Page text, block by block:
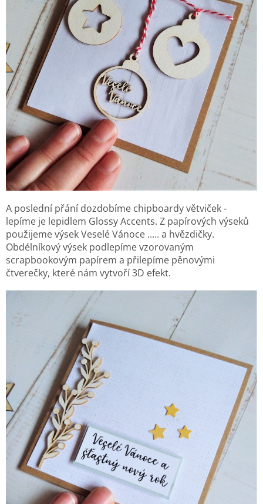
A poslední přání dozdobíme chipboardy větviček -
lepíme je lepidlem Glossy Accents. Z papírových výseků
použijeme výsek Veselé Vánoce ..... a hvězdičky.
Obdélníkový výsek podlepíme vzorovaným
scrapbookovým papírem a přilepíme pěnovými
čtverečky, které nám vytvoří 3D efekt.